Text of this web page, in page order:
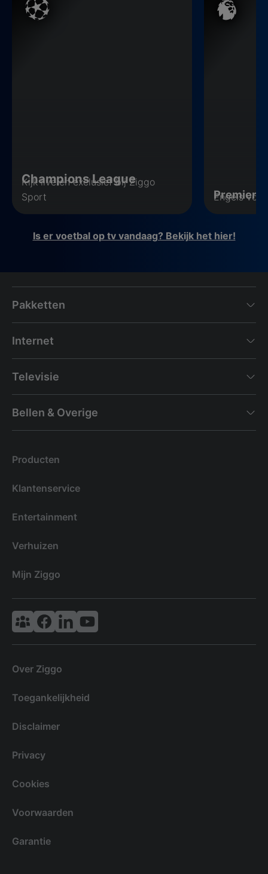
Champions League
Kijk live en exclusief bij Ziggo
Sport
Premier
Engels
Is er voetbal op tv vandaag? Bekijk het hier!
Pakketten
Internet
Televisie
Bellen & Overige
Producten
Klantenservice
Entertainment
Verhuizen
Mijn Ziggo
Vodafone & Ziggo Community
Ziggo Facebook
VodafoneZiggo LinkedIn
Ziggo YouTube
Over Ziggo
Toegankelijkheid
Disclaimer
Privacy
Cookies
Voorwaarden
Garantie